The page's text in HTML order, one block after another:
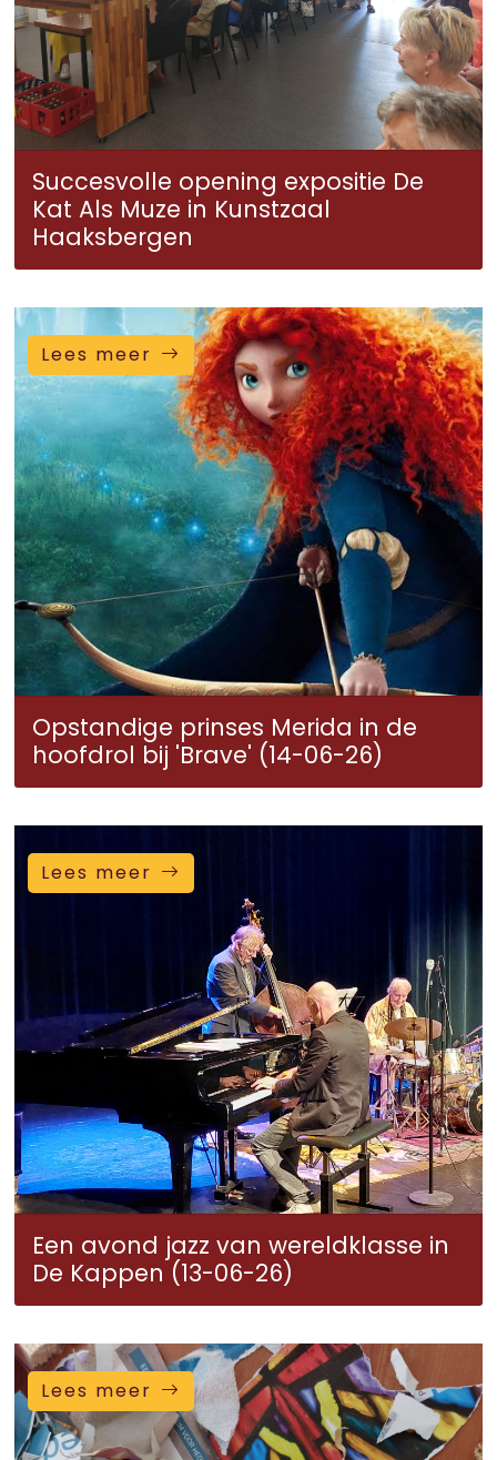
Succesvolle opening expositie De
Kat Als Muze in Kunstzaal
Haaksbergen
Lees meer
Opstandige prinses Merida in de
hoofdrol bij 'Brave' (14-06-26)
Lees meer
Een avond jazz van wereldklasse in
De Kappen (13-06-26)
Lees meer